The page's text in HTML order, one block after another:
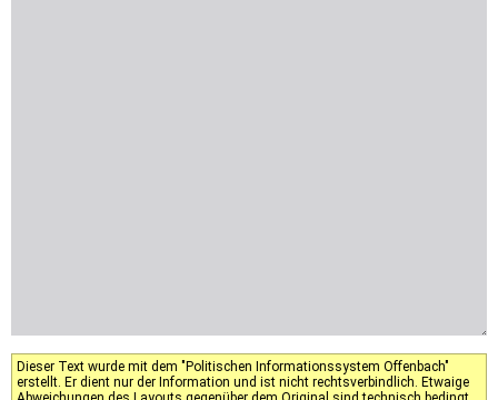
Dieser Text wurde mit dem "Politischen Informationssystem Offenbach"
erstellt. Er dient nur der Information und ist nicht rechtsverbindlich. Etwaige